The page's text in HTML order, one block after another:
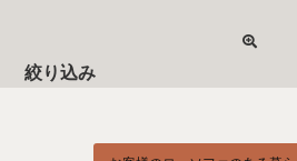
絞り込み